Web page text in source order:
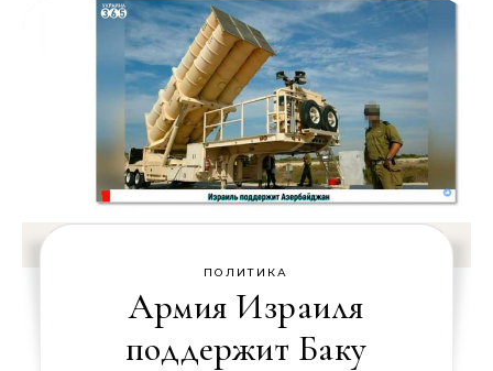
ПОЛИТИКА
Армия Израиля
поддержит Баку